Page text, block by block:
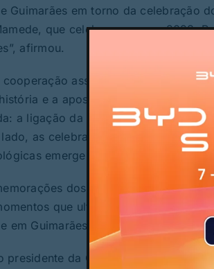
Guimarães em torno da celebração
que celebraremos em 2028.
afirmou.
assenta em dois eixos
e a aposta na inovação. “Vejo
a ligação da história com a
as celebrações de datas
emergentes.
dos 600 anos da
que ultrapassam a dimensão
em Guimarães, mas que pertencem à
presidente da Câmara destacou o